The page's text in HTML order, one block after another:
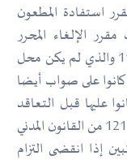
استفادة المطعون
الإلغاء المحرر
بتاريخ 06 فيفري 2017 تحت رقم 113/2017 والذي لم يكن محل
على صواب أيضا
عليها قبل التعاقد
وهذا يعتبر تطبق سليم لمقتضيات نص المادة 121 من القانون المدني
إذا انقضى التزام